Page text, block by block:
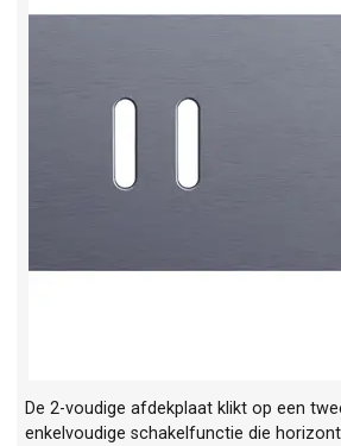
De 2-voudige afdekplaat klikt op een
enkelvoudige schakelfunctie die